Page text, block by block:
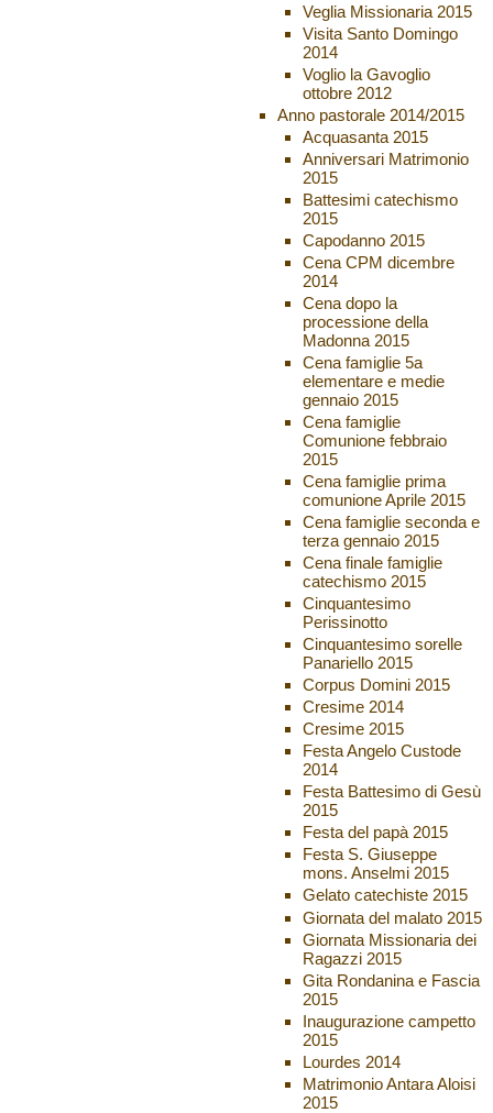
Veglia Missionaria 2015
Visita Santo Domingo
2014
Voglio la Gavoglio
ottobre 2012
Anno pastorale 2014/2015
Acquasanta 2015
Anniversari Matrimonio
2015
Battesimi catechismo
2015
Capodanno 2015
Cena CPM dicembre
2014
Cena dopo la
processione della
Madonna 2015
Cena famiglie 5a
elementare e medie
gennaio 2015
Cena famiglie
Comunione febbraio
2015
Cena famiglie prima
comunione Aprile 2015
Cena famiglie seconda e
terza gennaio 2015
Cena finale famiglie
catechismo 2015
Cinquantesimo
Perissinotto
Cinquantesimo sorelle
Panariello 2015
Corpus Domini 2015
Cresime 2014
Cresime 2015
Festa Angelo Custode
2014
Festa Battesimo di Gesù
2015
Festa del papà 2015
Festa S. Giuseppe
mons. Anselmi 2015
Gelato catechiste 2015
Giornata del malato 2015
Giornata Missionaria dei
Ragazzi 2015
Gita Rondanina e Fascia
2015
Inaugurazione campetto
2015
Lourdes 2014
Matrimonio Antara Aloisi
2015